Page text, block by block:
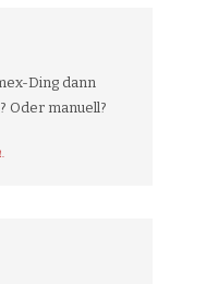
Ding dann
Oder manuell?